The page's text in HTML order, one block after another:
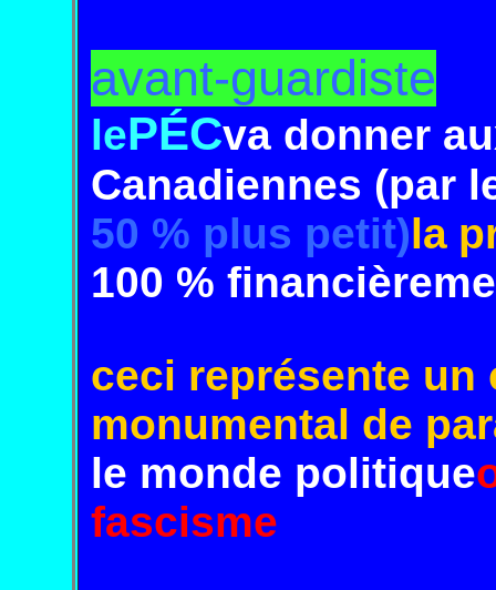
avant-guardiste
lePÉCva donner
Canadiennes (par
50 % plus petit)la
100 %
ceci représente un
monumental de
le monde politique
fascisme